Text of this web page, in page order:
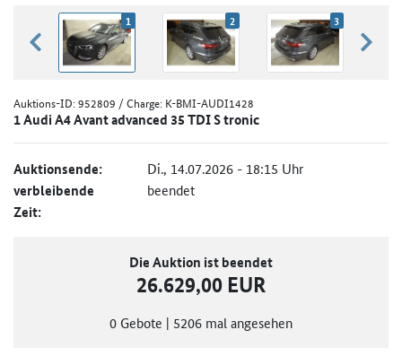
zurück blättern
1 2 3
Auktions-ID:952809 / Charge: K-BMI-AUDI1428
1 Audi A4 Avant advanced 35 TDI S tronic
Auktionsende: Di., 14.07.2026 - 18:15 Uhr
verbleibende
Zeit:
beendet
Die Auktion ist beendet
26.629,00 EUR
0 Gebote | 5206 mal angesehen